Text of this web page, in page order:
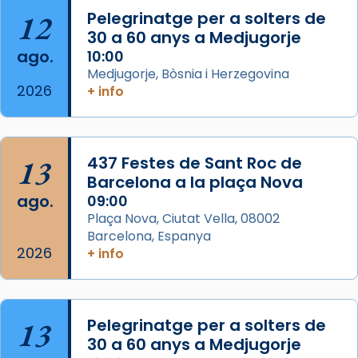
partir de l’Edat Mitjana sorgeix la tradició
que les santes Juliana (“relatiu a Júlia”) i
Semproniana (“relatiu a Semprònia =
eterna”) són deixebles seves. I l’any 1667, el
frare Joan Gaspar Roig, afirma en una obra
que les santes són filles de l’antiga Iluro.
Mataró en reivindicarà les relíq
View on Facebook · Share
12
ago.
2026
Pelegrinatge per a solters de
30 a 60 anys a Medjugorje
10:00
Medjugorje, Bòsnia i Herzegovina
+ info
13
ago.
2026
437 Festes de Sant Roc de
Barcelona a la plaça Nova
09:00
Plaça Nova, Ciutat Vella, 08002
Barcelona, Espanya
+ info
13
Pelegrinatge per a solters de
30 a 60 anys a Medjugorje